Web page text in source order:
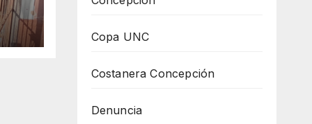
Copa UNC
Costanera Concepción
Denuncia